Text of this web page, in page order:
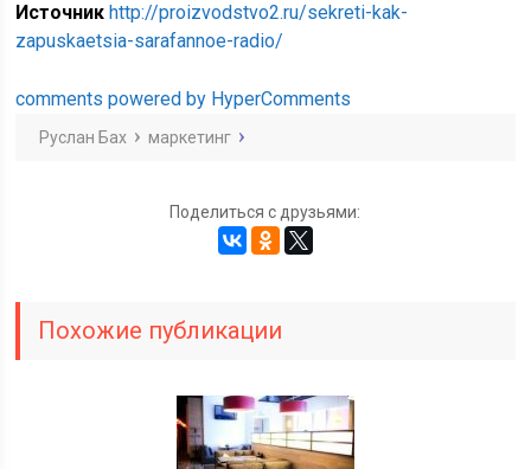
Источникhttp://proizvodstvo2.ru/sekreti-kak-
zapuskaetsia-sarafannoe-radio/
comments powered by HyperComments
Руслан Бах маркетинг
Поделиться с друзьями:
Похожие публикации